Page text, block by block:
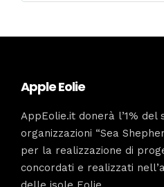
Apple Eolie
AppEolie.it donerà l’1%
organizzazioni “Sea
per la realizzazione di
concordati e realizzati